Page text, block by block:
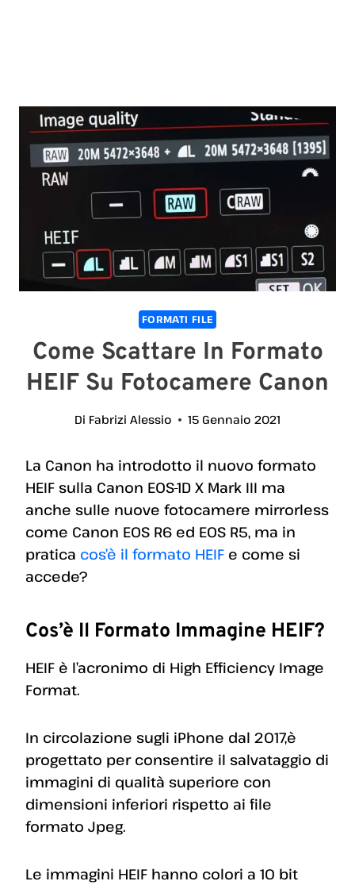
FORMATI FILE
Come Scattare In Formato
HEIF Su Fotocamere Canon
Di Fabrizi Alessio 15 Gennaio 2021
La Canon ha introdotto il nuovo formato
HEIF sulla Canon EOS-1D X Mark III ma
anche sulle nuove fotocamere mirrorless
come Canon EOS R6 ed EOS R5, ma in
pratica cos’è il formato HEIF e come si
accede?
Cos’è Il Formato Immagine HEIF?
HEIF è l’acronimo di High Efficiency Image
Format.
In circolazione sugli iPhone dal 2017,è
progettato per consentire il salvataggio di
immagini di qualità superiore con
dimensioni inferiori rispetto ai file
formato Jpeg.
Le immagini HEIF hanno colori a 10 bit